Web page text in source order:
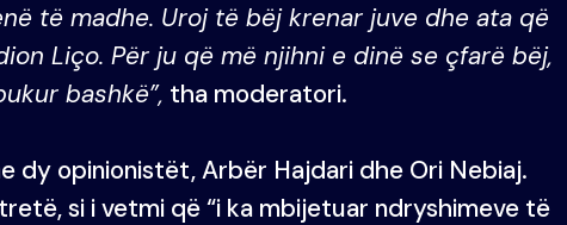
të madhe. Uroj të bëj krenar juve dhe ata që
Liço. Për ju që më njihni e dinë se çfarë bëj,
bashkë”, tha moderatori.
dy opinionistët, Arbër Hajdari dhe Ori Nebiaj.
si i vetmi që “i ka mbijetuar ndryshimeve të